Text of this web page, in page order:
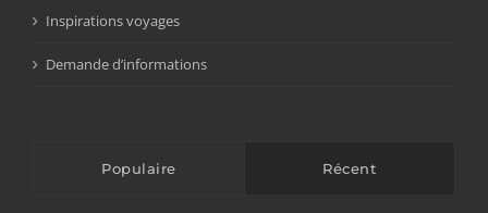
Inspirations voyages
Demande d’informations
Populaire Récent